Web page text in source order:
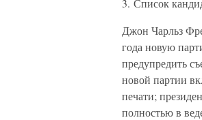
3. Список
Джон Чарльз
года новую
предупредить
новой партии
печати;
полностью в